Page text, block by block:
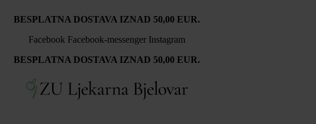
BESPLATNA DOSTAVA IZNAD 50,00 EUR.
Facebook Facebook-messenger Instagram
BESPLATNA DOSTAVA IZNAD 50,00 EUR.